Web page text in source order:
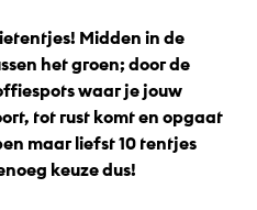
Midden in de
het groen; door de
waar je jouw
tot rust komt en opgaat
maar liefst 10 tentjes
keuze dus!